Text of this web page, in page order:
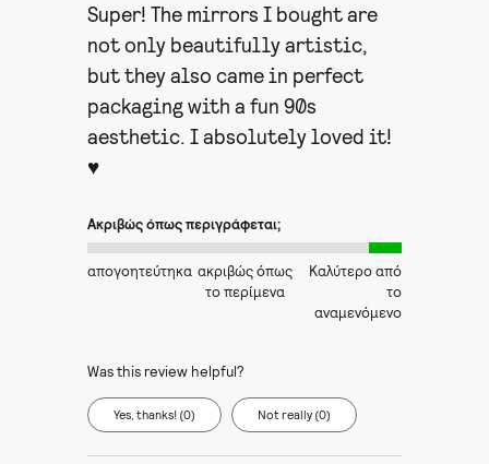
Super! The mirrors I bought are
not only beautifully artistic,
but they also came in perfect
packaging with a fun 90s
aesthetic. I absolutely loved it!
♥
Ακριβώς όπως περιγράφεται;
απογοητεύτηκα ακριβώς όπως
το περίμενα
Καλύτερο από
το
αναμενόμενο
Was this review helpful?
Yes, thanks! (0) Not really (0)